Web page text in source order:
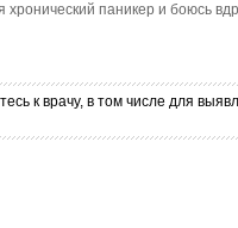
паникер и боюсь
к врачу, в том числе для